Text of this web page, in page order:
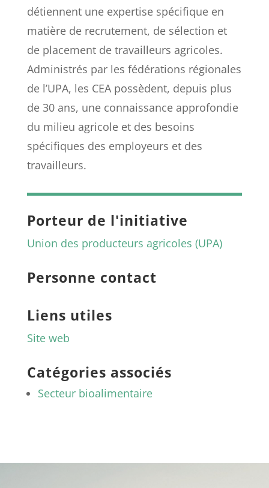
détiennent une expertise spécifique en
matière de recrutement, de sélection et
de placement de travailleurs agricoles.
Administrés par les fédérations régionales
de l’UPA, les CEA possèdent, depuis plus
de 30 ans, une connaissance approfondie
du milieu agricole et des besoins
spécifiques des employeurs et des
travailleurs.
Porteur de l'initiative
Union des producteurs agricoles (UPA)
Personne contact
Liens utiles
Site web
Catégories associés
Secteur bioalimentaire